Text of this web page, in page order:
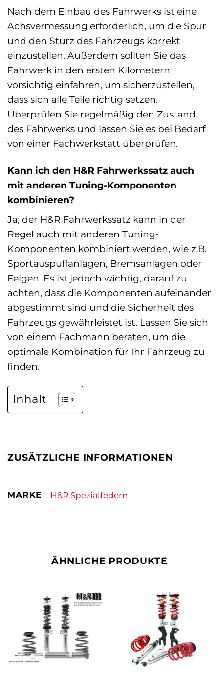
Nach dem Einbau des Fahrwerks ist eine
Achsvermessung erforderlich, um die Spur
und den Sturz des Fahrzeugs korrekt
einzustellen. Außerdem sollten Sie das
Fahrwerk in den ersten Kilometern
vorsichtig einfahren, um sicherzustellen,
dass sich alle Teile richtig setzen.
Überprüfen Sie regelmäßig den Zustand
des Fahrwerks und lassen Sie es bei Bedarf
von einer Fachwerkstatt überprüfen.
Kann ich den H&R Fahrwerkssatz auch
mit anderen Tuning-Komponenten
kombinieren?
Ja, der H&R Fahrwerkssatz kann in der
Regel auch mit anderen Tuning-
Komponenten kombiniert werden, wie z.B.
Sportauspuffanlagen, Bremsanlagen oder
Felgen. Es ist jedoch wichtig, darauf zu
achten, dass die Komponenten aufeinander
abgestimmt sind und die Sicherheit des
Fahrzeugs gewährleistet ist. Lassen Sie sich
von einem Fachmann beraten, um die
optimale Kombination für Ihr Fahrzeug zu
finden.
Inhalt
ZUSÄTZLICHE INFORMATIONEN
MARKE H&R Spezialfedern
ÄHNLICHE PRODUKTE